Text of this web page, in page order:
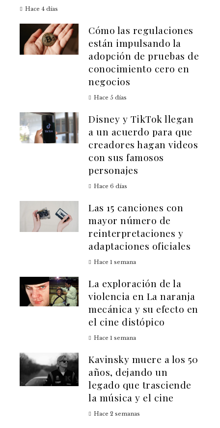
Hace 4 días
Cómo las regulaciones
están impulsando la
adopción de pruebas de
conocimiento cero en
negocios
Hace 5 días
Disney y TikTok llegan
a un acuerdo para que
creadores hagan videos
con sus famosos
personajes
Hace 6 días
Las 15 canciones con
mayor número de
reinterpretaciones y
adaptaciones oficiales
Hace 1 semana
La exploración de la
violencia en La naranja
mecánica y su efecto en
el cine distópico
Hace 1 semana
Kavinsky muere a los 50
años, dejando un
legado que trasciende
la música y el cine
Hace 2 semanas